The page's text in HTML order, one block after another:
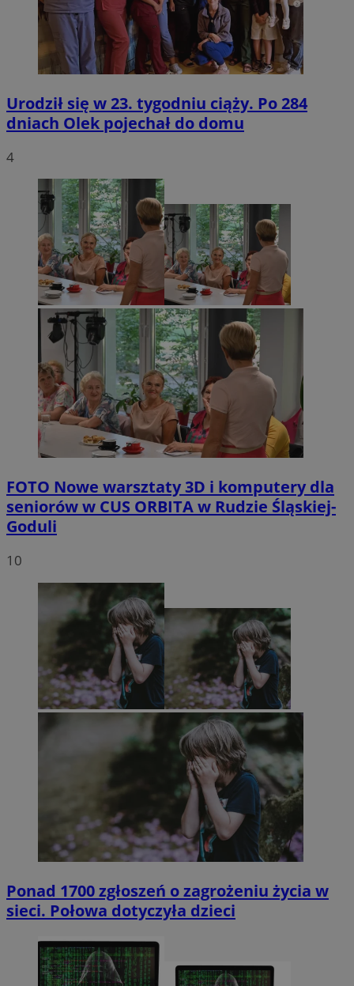
Urodził się w 23. tygodniu ciąży. Po 284
dniach Olek pojechał do domu
4
FOTO Nowe warsztaty 3D i komputery dla
seniorów w CUS ORBITA w Rudzie Śląskiej-
Goduli
10
Ponad 1700 zgłoszeń o zagrożeniu życia w
sieci. Połowa dotyczyła dzieci